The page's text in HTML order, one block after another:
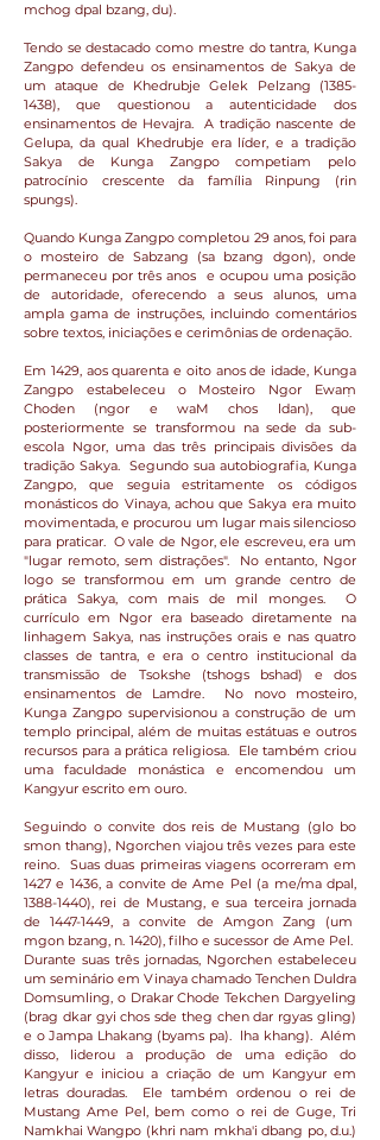
mchog dpal bzang, du).
Tendo se destacado como mestre do tantra, Kunga
Zangpo defendeu os ensinamentos de Sakya de
um ataque de Khedrubje Gelek Pelzang (1385-
1438), que questionou a autenticidade dos
ensinamentos de Hevajra. A tradição nascente de
Gelupa, da qual Khedrubje era líder, e a tradição
Sakya de Kunga Zangpo competiam pelo
patrocínio crescente da família Rinpung (rin
spungs).
Quando Kunga Zangpo completou 29 anos, foi para
o mosteiro de Sabzang (sa bzang dgon), onde
permaneceu por três anos e ocupou uma posição
de autoridade, oferecendo a seus alunos, uma
ampla gama de instruções, incluindo comentários
sobre textos, iniciações e cerimônias de ordenação.
Em 1429, aos quarenta e oito anos de idade, Kunga
Zangpo estabeleceu o Mosteiro Ngor Ewaṃ
Choden (ngor e waM chos ldan), que
posteriormente se transformou na sede da sub-
escola Ngor, uma das três principais divisões da
tradição Sakya. Segundo sua autobiografia, Kunga
Zangpo, que seguia estritamente os códigos
monásticos do Vinaya, achou que Sakya era muito
movimentada, e procurou um lugar mais silencioso
para praticar. O vale de Ngor, ele escreveu, era um
"lugar remoto, sem distrações". No entanto, Ngor
logo se transformou em um grande centro de
prática Sakya, com mais de mil monges. O
currículo em Ngor era baseado diretamente na
linhagem Sakya, nas instruções orais e nas quatro
classes de tantra, e era o centro institucional da
transmissão de Tsokshe (tshogs bshad) e dos
ensinamentos de Lamdre. No novo mosteiro,
Kunga Zangpo supervisionou a construção de um
templo principal, além de muitas estátuas e outros
recursos para a prática religiosa. Ele também criou
uma faculdade monástica e encomendou um
Kangyur escrito em ouro.
Seguindo o convite dos reis de Mustang (glo bo
smon thang), Ngorchen viajou três vezes para este
reino. Suas duas primeiras viagens ocorreram em
1427 e 1436, a convite de Ame Pel (a me/ma dpal,
1388-1440), rei de Mustang, e sua terceira jornada
de1447-1449, a convite de Amgon Zang (um
mgon bzang, n. 1420), filho e sucessor de Ame Pel.
Durante suas três jornadas, Ngorchen estabeleceu
um seminário em Vinaya chamado Tenchen Duldra
Domsumling, o Drakar Chode Tekchen Dargyeling
(brag dkar gyi chos sde theg chen dar rgyas gling)
e o Jampa Lhakang (byams pa). lha khang). Além
disso, liderou a produção de uma edição do
Kangyur e iniciou a criação de um Kangyur em
letras douradas. Ele também ordenou o rei de
Mustang Ame Pel, bem como o rei de Guge, Tri
Namkhai Wangpo (khri nam mkha'i dbang po, d.u.)